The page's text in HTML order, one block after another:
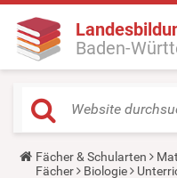
Baden-
Y
o
Fächer & Schularten
Fächer
Biologie